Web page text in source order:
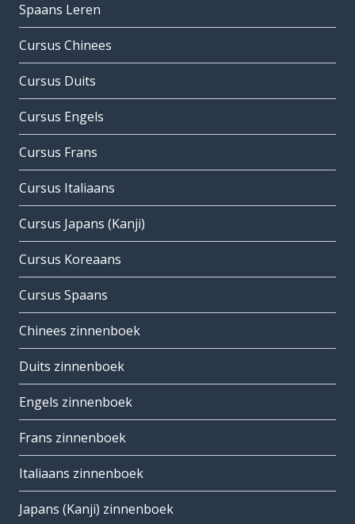
Spaans Leren
Cursus Chinees
Cursus Duits
Cursus Engels
Cursus Frans
Cursus Italiaans
Cursus Japans (Kanji)
Cursus Koreaans
Cursus Spaans
Chinees zinnenboek
Duits zinnenboek
Engels zinnenboek
Frans zinnenboek
Italiaans zinnenboek
Japans (Kanji) zinnenboek